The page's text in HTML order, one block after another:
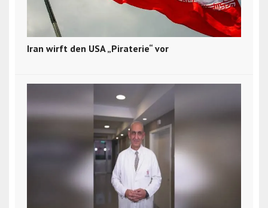
Iran wirft den USA „Piraterie“ vor